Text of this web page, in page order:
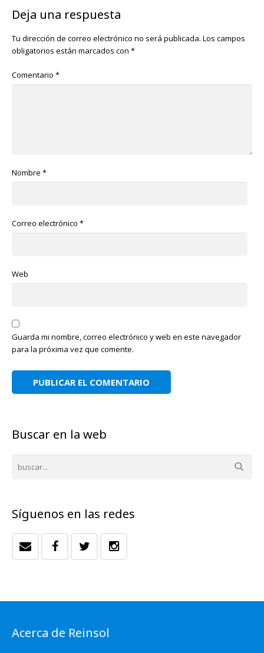
Deja una respuesta
Tu dirección de correo electrónico no será publicada. Los campos
obligatorios están marcados con *
Comentario *
Nombre *
Correo electrónico *
Web
Guarda mi nombre, correo electrónico y web en este navegador
para la próxima vez que comente.
Buscar en la web
Síguenos en las redes
Acerca de Reinsol